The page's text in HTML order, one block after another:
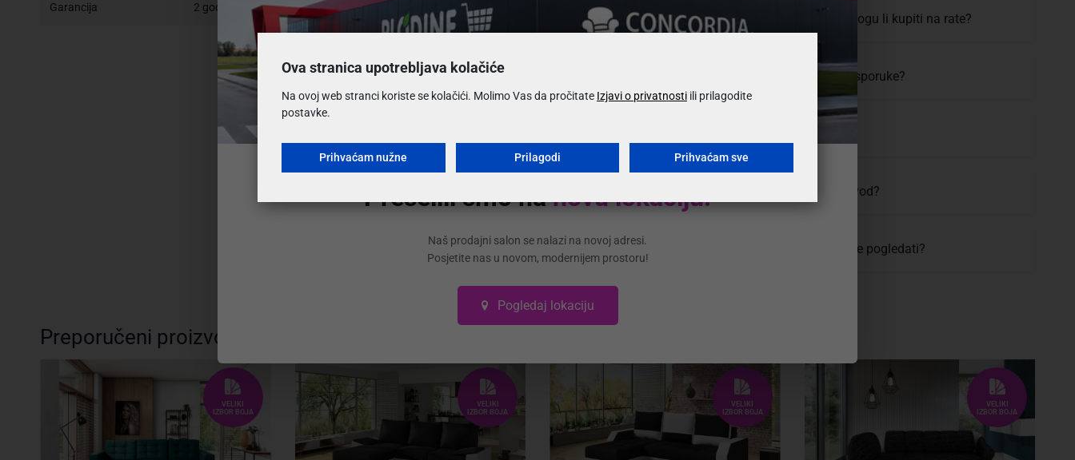
Garancija 2 godine
Koje su mogućnosti plaćanja i mogu li kupiti na rate?
Koliko moram čekati, koji je rok isporuke?
Mogu li vratiti ili zamijeniti proizvod?
Može li se proizvod prije kupovine pogledati?
Preporučeni proizvodi
VELIKI
IZBOR BOJA
VELIKI
IZBOR BOJA
VELIKI
IZBOR BOJA
VELIKI
IZBOR BOJA
Preselili smo nanovu lokaciju!
Naš prodajni salon se nalazi na novoj adresi.
Posjetite nas u novom, modernijem prostoru!
Pogledaj lokaciju
Ova stranica upotrebljava kolačiće
Na ovoj web stranci koriste se kolačići. Molimo Vas da pročitate Izjavi o privatnosti ili prilagodite
postavke.
Prihvaćam nužne Prilagodi Prihvaćam sve